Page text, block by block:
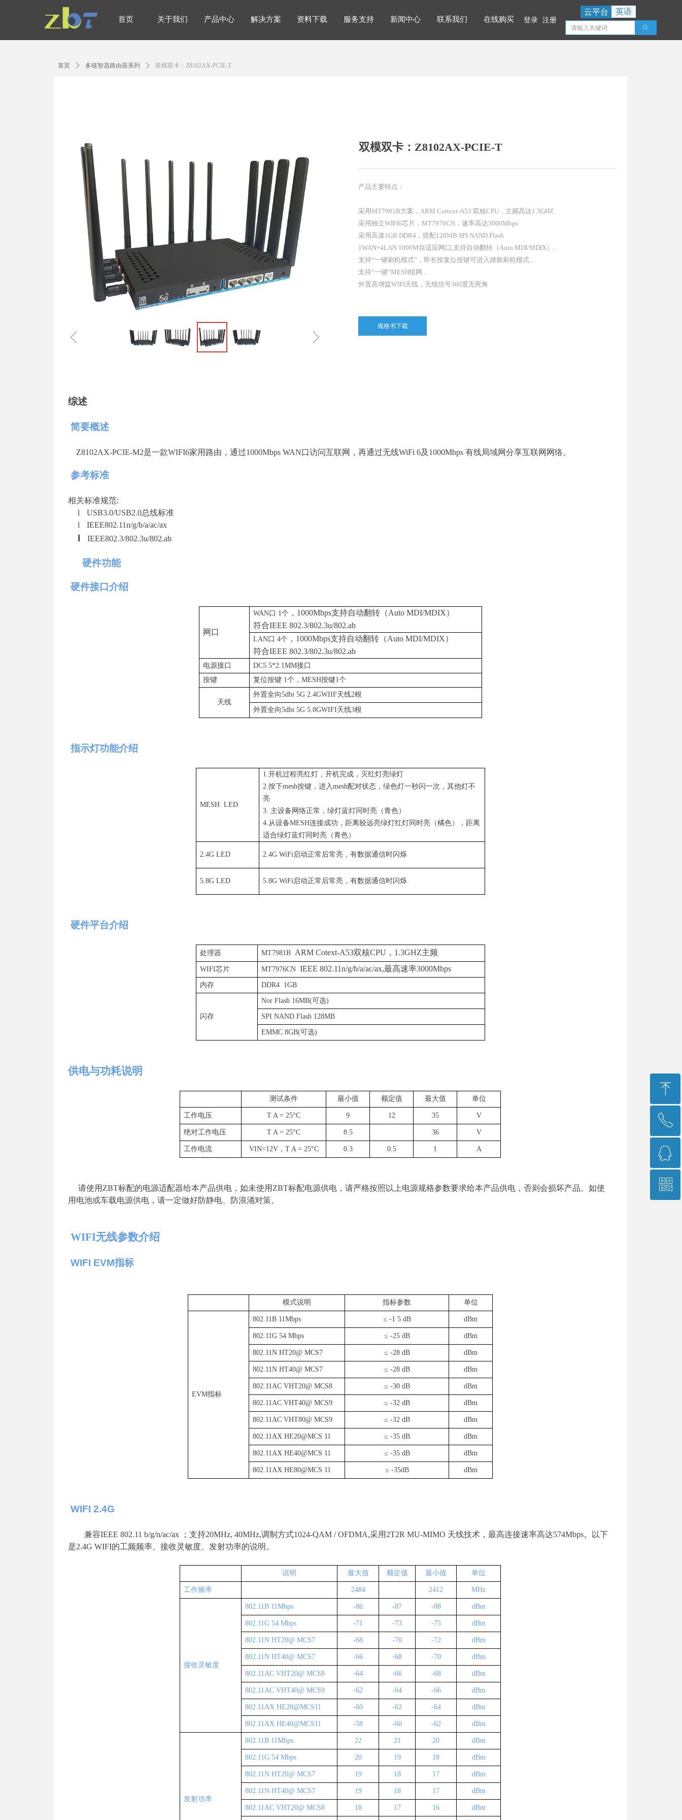
登录 注册
首页 关于我们 产品中心 解决方案 资料下载 服务支持 新闻中心 联系我们 在线购买
云平台 英语
解决方案
ꄠ
首页 ꄲ 多链智选路由器系列 ꄲ 双模双卡：Z8102AX-PCIE-T
ꁆ ꁇ
双模双卡：Z8102AX-PCIE-T
综述
简要概述
Z8102AX-PCIE-M2是一款WIFI6家用路由，通过1000Mbps WAN口访问互联网，再通过无线WiFi 6及 1000Mbps 有线局域网分享互联网网络。
参考标准
相关标准规范:
l
USB3.0/USB2.0总线标准
l
IEEE802.11n/g/b/a/ac/ax
l IEEE802.3/802.3u/802.ab
硬件功能
硬件接口介绍
网口
WAN口 1个 ， 1000Mbps支持自动翻转（Auto MDI/MDIX）
符合IEEE 802.3/802.3u/802.ab
LAN口 4个 ， 1000Mbps支持自动翻转（Auto MDI/MDIX）
符合IEEE 802.3/802.3u/802.ab
电源接口 DC5.5*2.1MM接口
按键
复位按键 1个 ， MESH按键1个
天线
外置全向5dbi 5G 2.4GWIIF天线2根
外置全向5dbi 5G 5.8GWIFI天线3根
指示灯功能介绍
MESHLED
1.开机过程亮红灯，开机完成，灭红灯亮绿灯
2.按下mesh按键，进入mesh配对状态，绿色灯一秒闪一次，其他灯不
亮
3. 主设备网络正常，绿灯蓝灯同时亮（青色）
4.从设备MESH连接成功，距离较远亮绿灯红灯同时亮（橘色），距离
适合绿灯蓝灯同时亮（青色）
2.4G LED 2.4G WiFi启动正常后常亮，有数据通信时闪烁
5.8G LED 5.8G WiFi启动正常后常亮，有数据通信时闪烁
硬件平台介绍
处理器 MT7981B ARM Cotext-A53双核CPU ， 1.3GHZ主频
WIFI芯片 MT7976CN IEEE 802.11n/g/b/a/ac/ax,最高速率3000Mbps
内存 DDR4 1GB
闪存
Nor Flash 16MB(可选)
SPI NAND Flash 128MB
EMMC 8GB(可选)
供电与功耗说明
测试条件 最小值 额定值 最大值 单位
工作电压 T A = 25°C 9 12 35 V
绝对工作电压 T A = 25°C 8.5 36 V
工作电流 VIN=12V， T A = 25°C 0.3 0.5 1 A
请使用 ZBT标配的电源适配器给本产品供电，如未使用 ZBT标配电源供电，请严格按照以上电源规格参数要求给本产品供电，否则会损坏产品。如使
用电池或车载电源供电，请一定做好防静电、防浪涌对策。
WIFI无线参数介绍
WIFI EVM指标
模式说明 指标参数 单位
EVM指标
802.11B 11Mbps ≤ -1 5 dB dBm
802.11G 54 Mbps ≤ -25 dB dBm
802.11N HT20@ MCS7 ≤ -28 dB dBm
802.11N HT40@ MCS7 ≤ -28 dB dBm
802.11AC VHT20@ MCS8 ≤ -30 dB dBm
802.11AC VHT40@ MCS9 ≤ -32 dB dBm
802.11AC VHT80@ MCS9 ≤ -32 dB dBm
802.11AX HE20@MCS 11 ≤ -35 dB dBm
802.11AX HE40@MCS 11 ≤ -35 dB dBm
802.11AX HE80@MCS 11 ≤ -35dB dBm
WIFI 2.4G
兼容IEEE 802.11 b/g/n/ac/ax ；支持20MHz, 40MHz,调制方式1024-QAM / OFDMA,采用 2T2R MU-MIMO 天线技术，最高连接速率高达574Mbps。以下
是2.4G WIFI的工频频率、接收灵敏度、发射功率的说明。
说明 最大值 额定值 最小值 单位
工作频率 2484 2412 MHz
接收灵敏度
802.11B 11Mbps -86 -87 -88 dBm
802.11G 54 Mbps -71 -73 -75 dBm
802.11N HT20@ MCS7 -68 -70 -72 dBm
802.11N HT40@ MCS7 -66 -68 -70 dBm
802.11AC VHT20@ MCS8 -64 -66 -68 dBm
802.11AC VHT40@ MCS9 -62 -64 -66 dBm
802.11AX HE20@MCS11 -60 -62 -64 dBm
802.11AX HE40@MCS11 -58 -60 -62 dBm
发射功率
802.11B 11Mbps 22 21 20 dBm
802.11G 54 Mbps 20 19 18 dBm
802.11N HT20@ MCS7 19 18 17 dBm
802.11N HT40@ MCS7 19 18 17 dBm
802.11AC VHT20@ MCS8 18 17 16 dBm
产品主要特点：
采用MT7981B方案，ARM Cortext-A53 双核CPU，主频高达1.3GHZ
采用独立WIFI6芯片，MT7976CN，速率高达3000Mbps
采用高速1GB DDR4，搭配128MB SPI NAND Flash
1WAN+4LAN 1000M自适应网口,支持自动翻转（Auto MDI/MDIX）..
支持“一键刷机模式”，即长按复位按键可进入拯救刷机模式...
支持“一键”MESH组网...
外置高增益WIFI天线，无线信号360度无死角
规格书下载
ꁸ
回到顶部
ꂅ
ꁗ
751573541
ꀥ